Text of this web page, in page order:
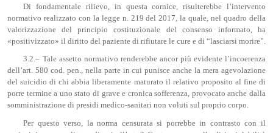
Di fondamentale rilievo, in questa cornice, risulterebbe l’intervento
normativo realizzato con la legge n. 219 del 2017, la quale, nel quadro della
valorizzazione del principio costituzionale del consenso informato, ha
«positivizzato» il diritto del paziente di rifiutare le cure e di “lasciarsi morire”.
3.2.– Tale assetto normativo renderebbe ancor più evidente l’incoerenza
dell’art. 580 cod. pen., nella parte in cui punisce anche la mera agevolazione
del suicidio di chi abbia liberamente maturato il relativo proposito al fine di
porre termine a uno stato di grave e cronica sofferenza, provocato anche dalla
somministrazione di presidi medico-sanitari non voluti sul proprio corpo.
Per questo verso, la norma censurata si porrebbe in contrasto con il